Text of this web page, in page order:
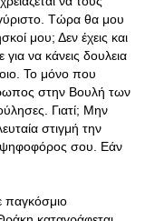
Τώρα θα μου
μου; Δεν έχεις και
να κάνεις δουλεια
Το μόνο που
στην Βουλή των
Γιατί; Μην
στιγμή την
ψηφοφόρος σου. Εάν
παγκόσμιο